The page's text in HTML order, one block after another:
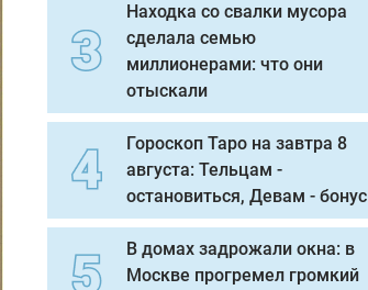
Находка со свалки мусора
сделала семью
миллионерами: что они
отыскали
Гороскоп Таро на завтра 8
августа: Тельцам -
остановиться, Девам - бонус
В домах задрожали окна: в
Москве прогремел громкий